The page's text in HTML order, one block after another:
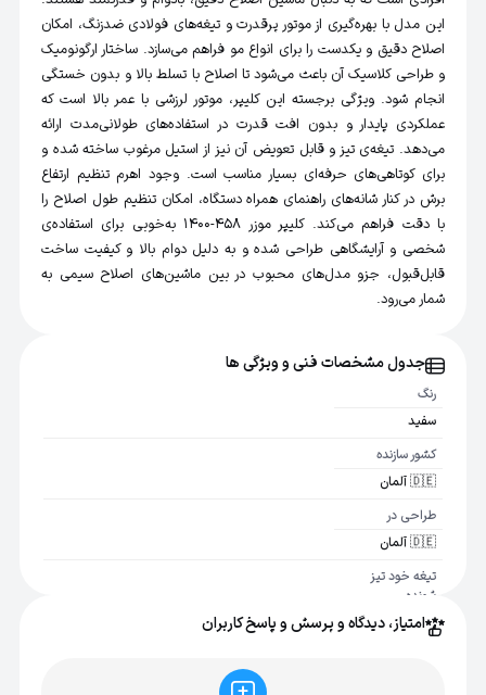
این مدل با بهره‌گیری از موتور پرقدرت و تیغه‌های فولادی ضدزنگ، امکان
اصلاح دقیق و یکدست را برای انواع مو فراهم می‌سازد. ساختار ارگونومیک
و طراحی کلاسیک آن باعث می‌شود تا اصلاح با تسلط بالا و بدون خستگی
انجام شود. ویژگی برجسته این کلیپر، موتور لرزشی با عمر بالا است که
عملکردی پایدار و بدون افت قدرت در استفاده‌های طولانی‌مدت ارائه
می‌دهد. تیغه‌ی تیز و قابل تعویض آن نیز از استیل مرغوب ساخته شده و
برای کوتاهی‌های حرفه‌ای بسیار مناسب است. وجود اهرم تنظیم ارتفاع
برش در کنار شانه‌های راهنمای همراه دستگاه، امکان تنظیم طول اصلاح را
با دقت فراهم می‌کند. کلیپر موزر 458-1400 به‌خوبی برای استفاده‌ی
شخصی و آرایشگاهی طراحی شده و به دلیل دوام بالا و کیفیت ساخت
قابل‌قبول، جزو مدل‌های محبوب در بین ماشین‌های اصلاح سیمی به
شمار می‌رود.
جدول مشخصات فنی و ویژگی ها
رنگ
سفید
کشور سازنده
🇩🇪 آلمان
طراحی در
🇩🇪 آلمان
تیغه خود تیز
شونده
بلهامتیاز، دیدگاه و پرسش و پاسخ کاربران